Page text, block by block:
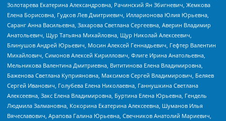
Золотарева Екатерина Александровна, Рачинский Ян Збигневич, Жемкова
Елена Борисовна, Гудков Лев Дмитриевич, Илларионова Юлия Юрьевна,
Саранг Анна Васильевна, Захарова Светлана Сергеевна, Аверин Владимир
Анатольевич, Щур Татьяна Михайловна, Щур Николай Алексеевич,
Блинушов Андрей Юрьевич, Мосин Алексей Геннадьевич, Гефтер Валентин
Михайлович, Симонов Алексей Кириллович, Флиге Ирина Анатольевна,
Мельникова Валентина Дмитриевна, Вититинова Елена Владимировна,
Баженова Светлана Куприяновна, Максимов Сергей Владимирович, Беляев
Сергей Иванович, Голубева Елена Николаевна, Ганнушкина Светлана
Алексеевна, Закс Елена Владимировна, Буртина Елена Юрьевна, Гендель
Людмила Залмановна, Кокорина Екатерина Алексеевна, Шуманов Илья
Вячеславович, Арапова Галина Юрьевна, Свечников Анатолий Мариевич,